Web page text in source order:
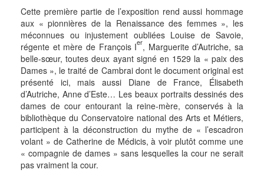
Cette première partie de l’exposition rend aussi hommage
aux « pionnières de la Renaissance des femmes », les
méconnues ou injustement oubliées Louise de Savoie,
régente et mère de François Ier, Marguerite d’Autriche, sa
belle-sœur, toutes deux ayant signé en 1529 la « paix des
Dames », le traité de Cambrai dont le document original est
présenté ici, mais aussi Diane de France, Élisabeth
d’Autriche, Anne d’Este… Les beaux portraits dessinés des
dames de cour entourant la reine-mère, conservés à la
bibliothèque du Conservatoire national des Arts et Métiers,
participent à la déconstruction du mythe de « l’escadron
volant » de Catherine de Médicis, à voir plutôt comme une
« compagnie de dames » sans lesquelles la cour ne serait
pas vraiment la cour.